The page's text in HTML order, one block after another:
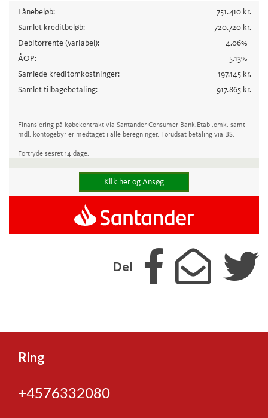
Lånebeløb: 751.410 kr.
Samlet kreditbeløb:
720.720 kr.
Debitorrente(variabel): 4.06%
ÅOP:
5.13%
Samlede kreditomkostninger:
197.145 kr.
Samlet tilbagebetaling:
917.865 kr.
Finansiering på købekontrakt via Santander Consumer Bank.Etabl.omk. samt
mdl. kontogebyr er medtaget i alle beregninger. Forudsat betaling via BS.
Fortrydelsesret 14 dage.
Klik her og Ansøg
Del
Ring
+4576332080